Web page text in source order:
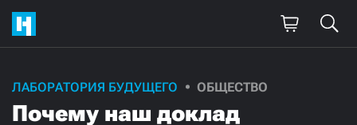
ЛАБОРАТОРИЯ БУДУЩЕГО ОБЩЕСТВО
Почему наш доклад
Поддержите
нашу работу!